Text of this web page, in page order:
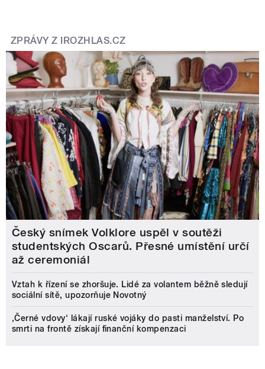
ZPRÁVY Z IROZHLAS.CZ
Český snímek Volklore uspěl v soutěži
studentských Oscarů. Přesné umístění určí
až ceremoniál
Vztah k řízení se zhoršuje. Lidé za volantem běžně sledují
sociální sítě, upozorňuje Novotný
‚Černé vdovy‘ lákají ruské vojáky do pasti manželství. Po
smrti na frontě získají finanční kompenzaci